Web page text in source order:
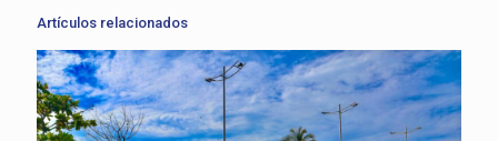
Artículos relacionados